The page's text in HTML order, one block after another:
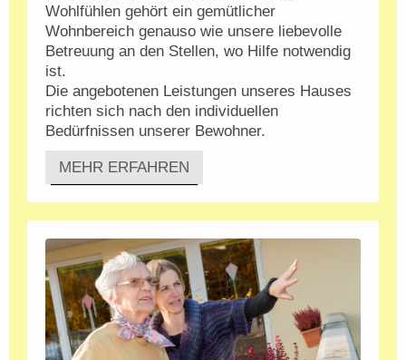
Wohlfühlen gehört ein gemütlicher
Wohnbereich genauso wie unsere liebevolle
Betreuung an den Stellen, wo Hilfe notwendig
ist.
Die angebotenen Leistungen unseres Hauses
richten sich nach den individuellen
Bedürfnissen unserer Bewohner.
MEHR ERFAHREN